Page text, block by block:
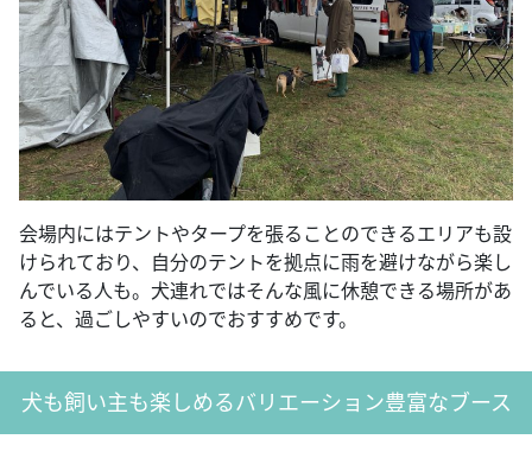
会場内にはテントやタープを張ることのできるエリアも設
けられており、自分のテントを拠点に雨を避けながら楽し
んでいる人も。犬連れではそんな風に休憩できる場所があ
ると、過ごしやすいのでおすすめです。
犬も飼い主も楽しめるバリエーション豊富なブース